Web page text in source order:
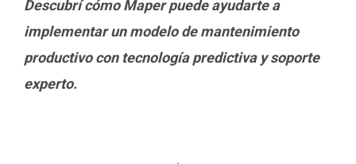
Descubrí cómo Maper puede ayudarte a
implementar un modelo de mantenimiento
productivo con tecnología predictiva y soporte
experto.